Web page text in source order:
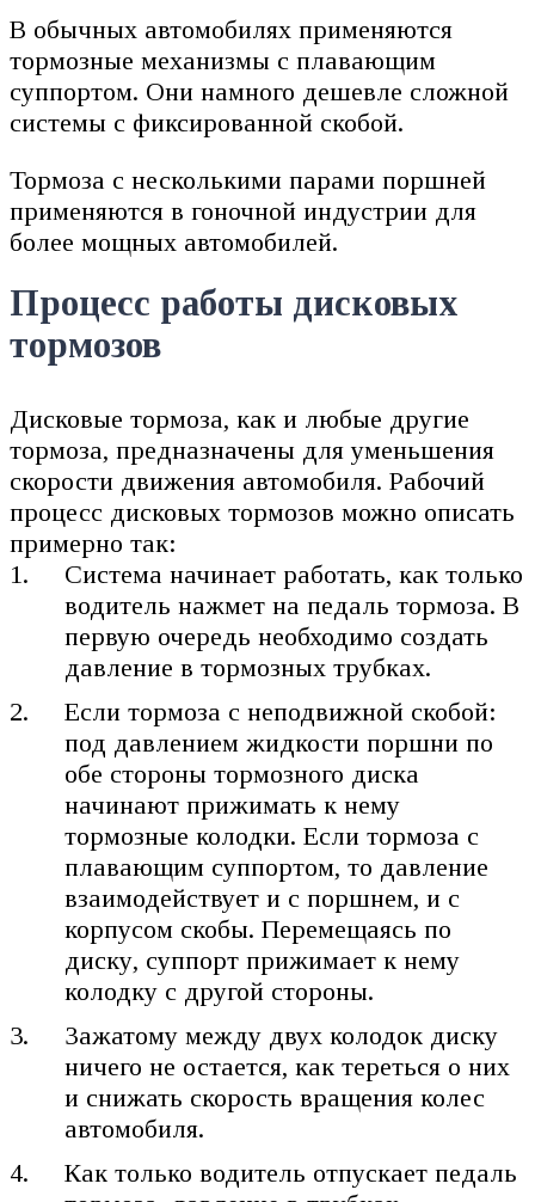
В обычных автомобилях применяются
тормозные механизмы с плавающим
суппортом. Они намного дешевле сложной
системы с фиксированной скобой.
Тормоза с несколькими парами поршней
применяются в гоночной индустрии для
более мощных автомобилей.
Процесс работы дисковых
тормозов
Дисковые тормоза, как и любые другие
тормоза, предназначены для уменьшения
скорости движения автомобиля. Рабочий
процесс дисковых тормозов можно описать
примерно так:
Система начинает работать, как только
водитель нажмет на педаль тормоза. В
первую очередь необходимо создать
давление в тормозных трубках.
Если тормоза с неподвижной скобой:
под давлением жидкости поршни по
обе стороны тормозного диска
начинают прижимать к нему
тормозные колодки. Если тормоза с
плавающим суппортом, то давление
взаимодействует и с поршнем, и с
корпусом скобы. Перемещаясь по
диску, суппорт прижимает к нему
колодку с другой стороны.
Зажатому между двух колодок диску
ничего не остается, как тереться о них
и снижать скорость вращения колес
автомобиля.
Как только водитель отпускает педаль